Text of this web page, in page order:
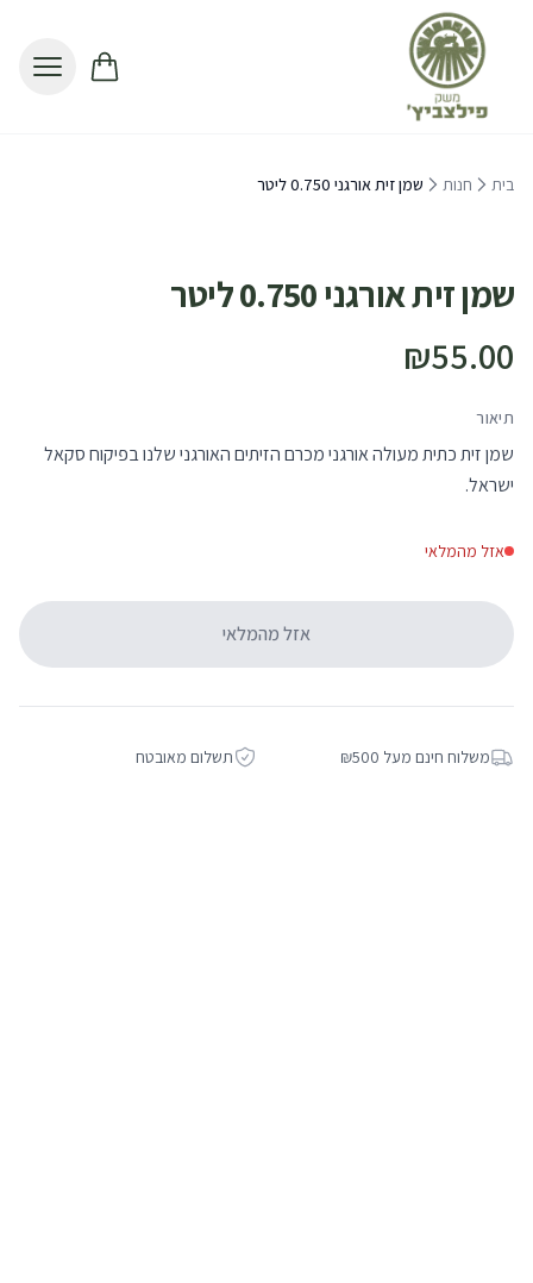
דלג לתוכן הראשי
בית חנות שמן זית אורגני 0.750 ליטר
שמן זית אורגני 0.750 ליטר
₪55.00
תיאור
שמן זית כתית מעולה אורגני מכרם הזיתים האורגני שלנו בפיקוח סקאל
ישראל.
אזל מהמלאי
אזל מהמלאי
משלוח חינם מעל ₪500 תשלום מאובטח